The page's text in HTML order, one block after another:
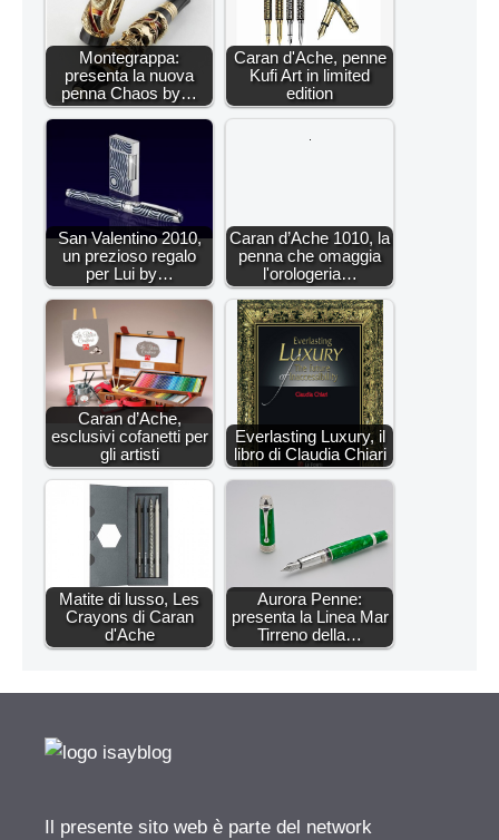
Montegrappa:
presenta la nuova
penna Chaos by…
Caran d'Ache, penne
Kufi Art in limited
edition
San Valentino 2010,
un prezioso regalo
per Lui by…
Caran d’Ache 1010, la
penna che omaggia
l'orologeria…
Caran d’Ache,
esclusivi cofanetti per
gli artisti
Everlasting Luxury, il
libro di Claudia Chiari
Matite di lusso, Les
Crayons di Caran
d'Ache
Aurora Penne:
presenta la Linea Mar
Tirreno della…
Il presente sito web è parte del network